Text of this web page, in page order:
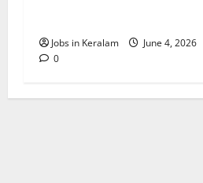
Jobs in Keralam
June 4, 2026
0